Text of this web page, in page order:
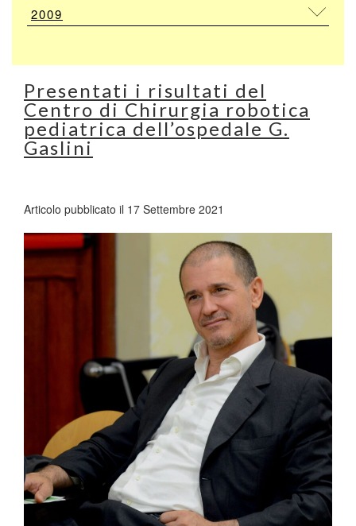
2009
Presentati i risultati del
Centro di Chirurgia robotica
pediatrica dell’ospedale G.
Gaslini
Articolo pubblicato il 17 Settembre 2021